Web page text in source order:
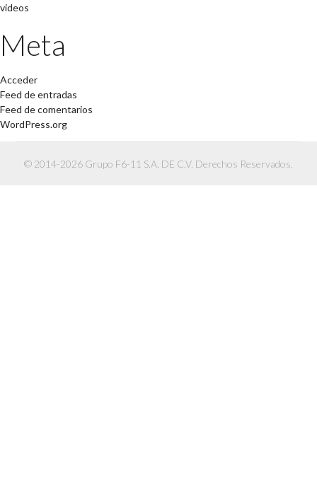
videos
Meta
Acceder
Feed de entradas
Feed de comentarios
WordPress.org
© 2014-2026 Grupo F6-11 S.A. DE C.V. Derechos Reservados.